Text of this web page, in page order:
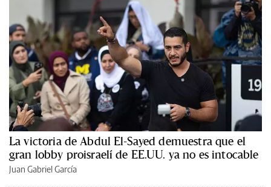
La victoria de Abdul El-Sayed demuestra que el
gran lobby proisraelí de EE.UU. ya no es intocable
Juan Gabriel García